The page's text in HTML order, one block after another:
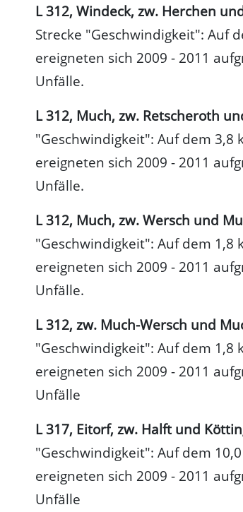
L 312, Windeck, zw. Herchen
Strecke "Geschwindigkeit": Auf
ereigneten sich 2009 - 2011
Unfälle.
L 312, Much, zw. Retscheroth
"Geschwindigkeit": Auf dem 3,8
ereigneten sich 2009 - 2011
Unfälle.
L 312, Much, zw. Wersch und
"Geschwindigkeit": Auf dem 1,8
ereigneten sich 2009 - 2011
Unfälle.
L 312, zw. Much-Wersch und
"Geschwindigkeit": Auf dem 1,8
ereigneten sich 2009 - 2011
Unfälle
L 317, Eitorf, zw. Halft und
"Geschwindigkeit": Auf dem
ereigneten sich 2009 - 2011
Unfälle